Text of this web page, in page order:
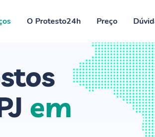
O Protesto24h Preço
em